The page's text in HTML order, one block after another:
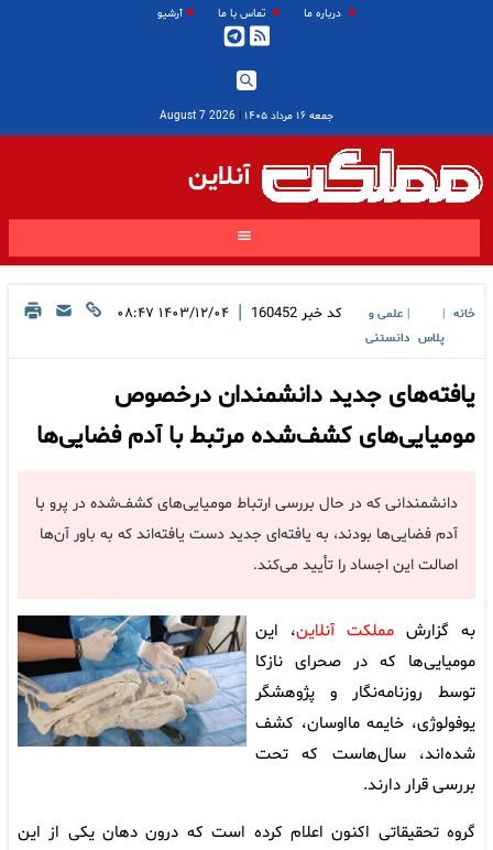
درباره ما تماس با ما آرشیو
جمعه ۱۶ مرداد ۱۴۰۵ |
2026 August 7
آنلاین
خانه
پلاس
علمی و
دانستنی
کد خبر 160452
| ۱۴۰۳/۱۲/۰۴ ۰۸:۴۷
یافته‌های جدید دانشمندان درخصوص
مومیایی‌های کشف‌شده مرتبط با آدم فضایی‌ها
دانشمندانی که در حال بررسی ارتباط مومیایی‌های کشف‌شده در پرو با
آدم فضایی‌ها بودند، به یافته‌ای جدید دست یافته‌اند که به باور آن‌ها
اصالت این اجساد را تأیید می‌کند.
به گزارش مملکت آنلاین، این
مومیایی‌ها که در صحرای نازکا
توسط روزنامه‌نگار و پژوهشگر
یوفولوژی، خایمه مااوسان، کشف
شده‌اند، سال‌هاست که تحت
بررسی قرار دارند.
گروه تحقیقاتی اکنون اعلام کرده است که درون دهان یکی از این